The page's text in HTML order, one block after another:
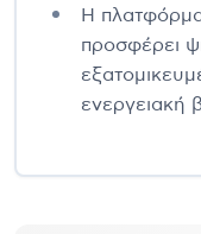
Η
προσφέρει
ενεργειακή